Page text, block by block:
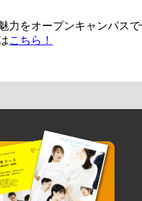
力をオープンキャンパス
こちら！